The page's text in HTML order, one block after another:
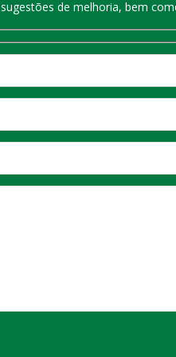
de melhoria, bem